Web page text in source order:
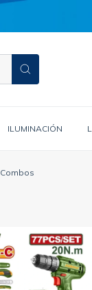
ILUMINACIÓN
Combos